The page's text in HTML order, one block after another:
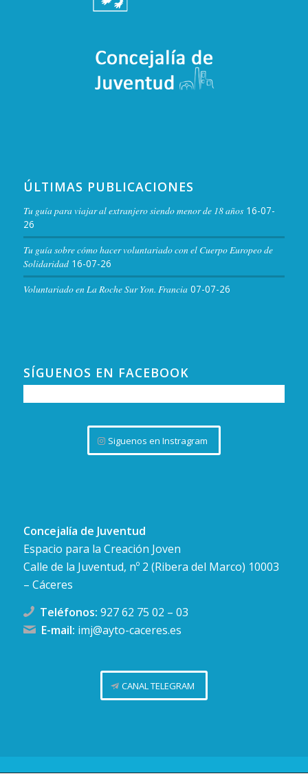
ÚLTIMAS PUBLICACIONES
Tu guía para viajar al extranjero siendo menor de 18 años 16-07-
26
Tu guía sobre cómo hacer voluntariado con el Cuerpo Europeo de
Solidaridad 16-07-26
Voluntariado en La Roche Sur Yon. Francia 07-07-26
SÍGUENOS EN FACEBOOK
Siguenos en Instragram
Concejalía de Juventud
Espacio para la Creación Joven
Calle de la Juventud, nº 2 (Ribera del Marco) 10003
– Cáceres
Teléfonos: 927 62 75 02 – 03
E-mail: imj@ayto-caceres.es
CANAL TELEGRAM